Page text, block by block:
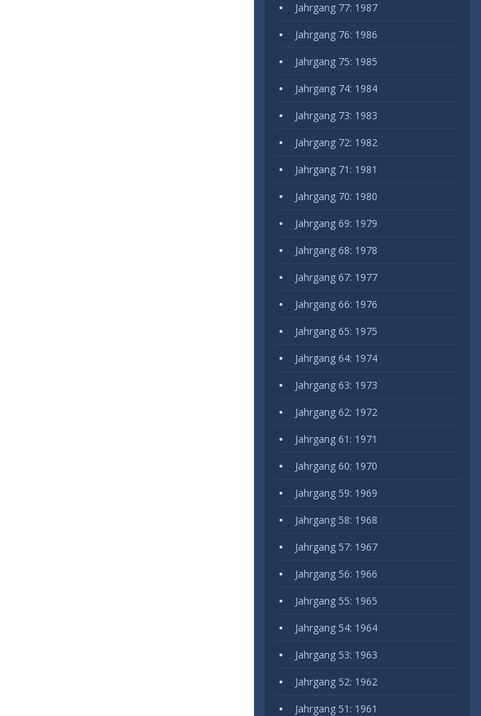
Jahrgang 77: 1987
Jahrgang 76: 1986
Jahrgang 75: 1985
Jahrgang 74: 1984
Jahrgang 73: 1983
Jahrgang 72: 1982
Jahrgang 71: 1981
Jahrgang 70: 1980
Jahrgang 69: 1979
Jahrgang 68: 1978
Jahrgang 67: 1977
Jahrgang 66: 1976
Jahrgang 65: 1975
Jahrgang 64: 1974
Jahrgang 63: 1973
Jahrgang 62: 1972
Jahrgang 61: 1971
Jahrgang 60: 1970
Jahrgang 59: 1969
Jahrgang 58: 1968
Jahrgang 57: 1967
Jahrgang 56: 1966
Jahrgang 55: 1965
Jahrgang 54: 1964
Jahrgang 53: 1963
Jahrgang 52: 1962
Jahrgang 51: 1961